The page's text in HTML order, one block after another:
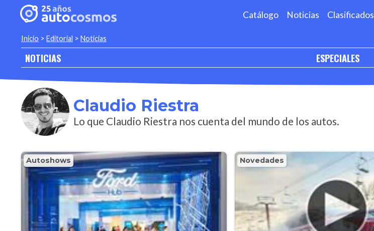
Catálogo Noticias Clasificados
Inicio > Editorial > Noticias
NOTICIAS ESPECIALES
Claudio Riestra
Lo que Claudio Riestra nos cuenta del mundo de los autos.
Autoshows Novedades